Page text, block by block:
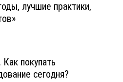
лучшие практики,
покупать
сегодня?